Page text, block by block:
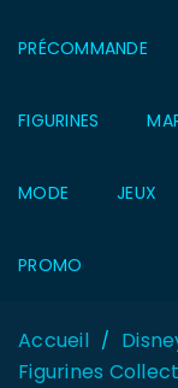
PRÉCOMMANDE
FIGURINES
MODE JEUX
PROMO
Accueil /
Figurines